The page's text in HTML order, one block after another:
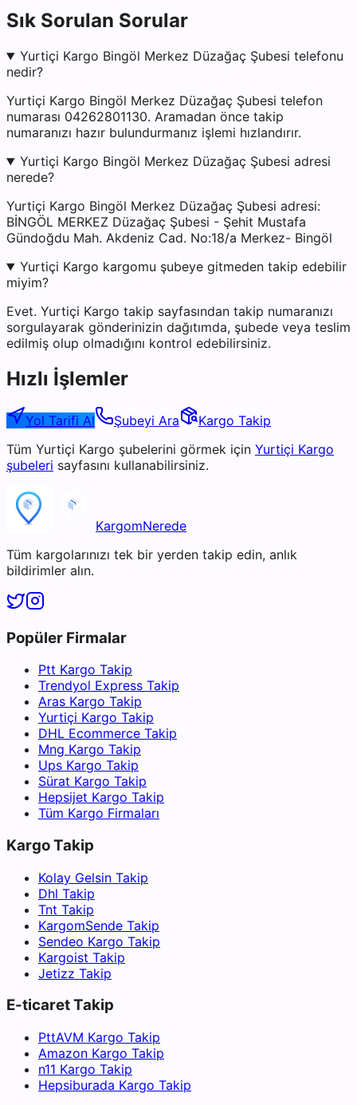
Sık Sorulan Sorular
Yurtiçi Kargo Bingöl Merkez Düzağaç Şubesi telefonu
nedir?
Yurtiçi Kargo Bingöl Merkez Düzağaç Şubesi telefon
numarası 04262801130. Aramadan önce takip
numaranızı hazır bulundurmanız işlemi hızlandırır.
Yurtiçi Kargo Bingöl Merkez Düzağaç Şubesi adresi
nerede?
Yurtiçi Kargo Bingöl Merkez Düzağaç Şubesi adresi:
BİNGÖL MERKEZ Düzağaç Şubesi - Şehit Mustafa
Gündoğdu Mah. Akdeniz Cad. No:18/a Merkez- Bingöl
Yurtiçi Kargo kargomu şubeye gitmeden takip edebilir
miyim?
Evet. Yurtiçi Kargo takip sayfasından takip numaranızı
sorgulayarak gönderinizin dağıtımda, şubede veya teslim
edilmiş olup olmadığını kontrol edebilirsiniz.
Hızlı İşlemler
Yol Tarifi Al Şubeyi Ara
Kargo Takip
Tüm Yurtiçi Kargo şubelerini görmek için Yurtiçi Kargo
şubeleri sayfasını kullanabilirsiniz.
KargomNerede
Tüm kargolarınızı tek bir yerden takip edin, anlık
bildirimler alın.
Popüler Firmalar
Ptt Kargo Takip
Trendyol Express Takip
Aras Kargo Takip
Yurtiçi Kargo Takip
DHL Ecommerce Takip
Mng Kargo Takip
Ups Kargo Takip
Sürat Kargo Takip
Hepsijet Kargo Takip
Tüm Kargo Firmaları
Kargo Takip
Kolay Gelsin Takip
Dhl Takip
Tnt Takip
KargomSende Takip
Sendeo Kargo Takip
Kargoist Takip
Jetizz Takip
E-ticaret Takip
PttAVM Kargo Takip
Amazon Kargo Takip
n11 Kargo Takip
Hepsiburada Kargo Takip